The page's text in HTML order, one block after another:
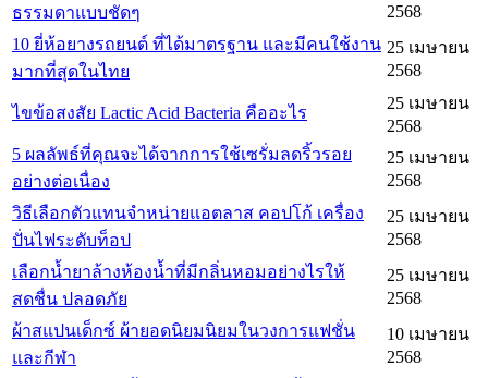
ธรรมดาแบบชัดๆ
2568
10 ยี่ห้อยางรถยนต์ ที่ได้มาตรฐาน และมีคนใช้งาน
มากที่สุดในไทย
25 เมษายน
2568
ไขข้อสงสัย Lactic Acid Bacteria คืออะไร
25 เมษายน
2568
5 ผลลัพธ์ที่คุณจะได้จากการใช้เซรั่มลดริ้วรอย
อย่างต่อเนื่อง
25 เมษายน
2568
วิธีเลือกตัวแทนจำหน่ายแอตลาส คอปโก้ เครื่อง
ปั่นไฟระดับท็อป
25 เมษายน
2568
เลือกน้ำยาล้างห้องน้ำที่มีกลิ่นหอมอย่างไรให้
สดชื่น ปลอดภัย
25 เมษายน
2568
ผ้าสแปนเด็กซ์ ผ้ายอดนิยมนิยมในวงการแฟชั่น
และกีฬา
10 เมษายน
2568